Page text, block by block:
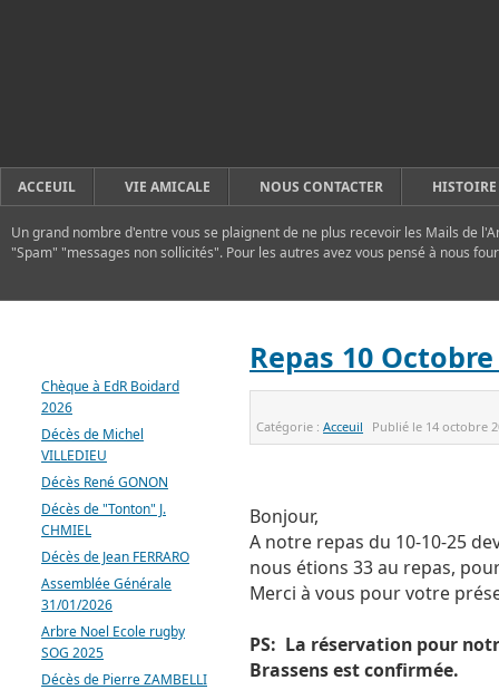
ACCEUIL VIE AMICALE NOUS CONTACTER
Un grand nombre d'entre vous se plaignent de ne plus recevoir les Mails de
"Spam" "messages non sollicités". Pour les autres avez vous pensé à nous
Repas 10 Octobre
Catégorie :Acceuil Publié le 14 octobre
Bonjour,
A notre repas du 10-10-25
nous étions 33 au repas,
Merci à vous pour votre
PS: La réservation pour
Brassens est confirmée.
Chèque à EdR Boidard
2026
Décès de Michel
VILLEDIEU
Décès René GONON
Décès de "Tonton" J.
CHMIEL
Décès de Jean FERRARO
Assemblée Générale
31/01/2026
Arbre Noel Ecole rugby
SOG 2025
Décès de Pierre ZAMBELLI